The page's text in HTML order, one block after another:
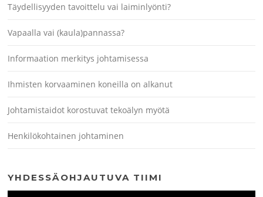
Täydellisyyden tavoittelu vai laiminlyönti?
Vapaalla vai (kaula)pannassa?
Informaation merkitys johtamisessa
Ihmisten korvaaminen koneilla on alkanut
Johtamistaidot korostuvat tekoälyn myötä
Henkilökohtainen johtaminen
YHDESSÄOHJAUTUVA TIIMI